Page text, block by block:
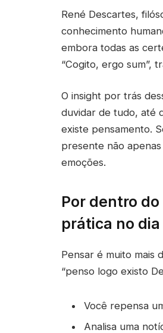
René Descartes,
conhecimento
embora todas as
“Cogito, ergo sum”,
O insight por trás
duvidar de tudo, até
existe pensamento.
presente não
emoções.
Por dentro
prática no dia
Pensar é muito mais
“penso logo existo
Você repensa
Analisa uma